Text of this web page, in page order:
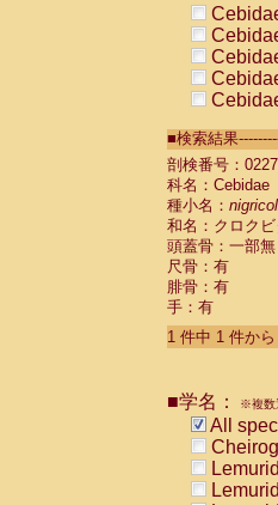
Cebidae
Cebidae
Cebidae
Cebidae
Cebidae
■検索結果
剖検番号：
科名：Cebidae
種小名：
和名：クロク
頭蓋骨：一部無
尺骨：有
腓骨：有
手：有
1 件中 1 件か
■学名： ※複数
All